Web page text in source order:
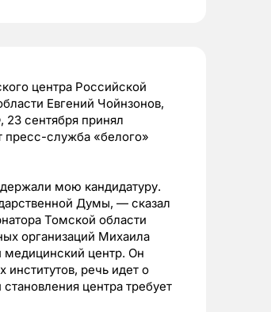
центра Российской
Евгений Чойнзонов,
сентября принял
пресс-служба «белого»
мою кандидатуру.
Думы, — сказал
Томской области
организаций Михаила
медицинский центр. Он
речь идет о
центра требует